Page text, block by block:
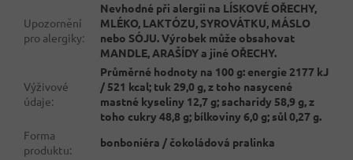
Upozornění
pro alergiky:
Nevhodné při alergii na LÍSKOVÉ OŘECHY,
MLÉKO, LAKTÓZU, SYROVÁTKU, MÁSLO
nebo SÓJU. Výrobek může obsahovat
MANDLE, ARAŠÍDY a jiné OŘECHY.
Výživové
údaje:
Průměrné hodnoty na 100 g: energie 2177 kJ
/ 521 kcal; tuk 29,0 g, z toho nasycené
mastné kyseliny 12,7 g; sacharidy 58,9 g, z
toho cukry 48,8 g; bílkoviny 6,0 g; sůl 0,27 g.
Forma
produktu:
bonboniéra / čokoládová pralinka